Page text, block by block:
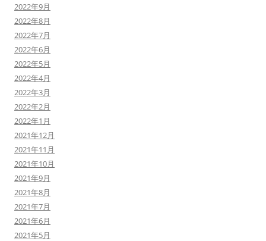
2022年9月
2022年8月
2022年7月
2022年6月
2022年5月
2022年4月
2022年3月
2022年2月
2022年1月
2021年12月
2021年11月
2021年10月
2021年9月
2021年8月
2021年7月
2021年6月
2021年5月